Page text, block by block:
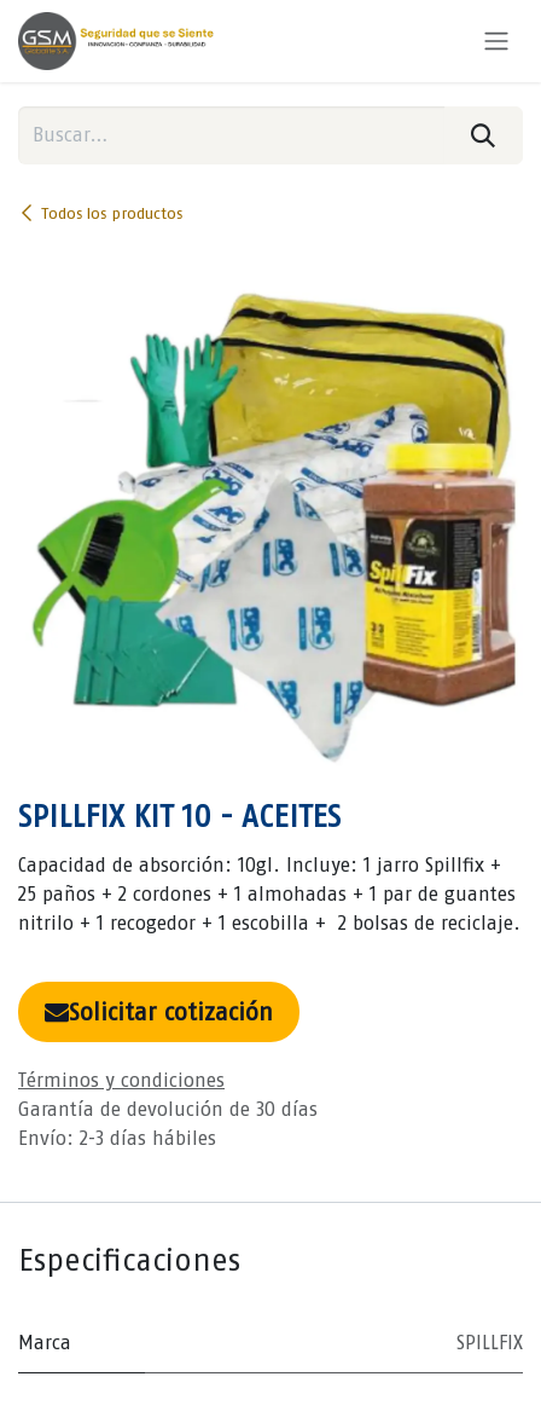
Ir al contenido
Todos los productos
SPILLFIX KIT 10 - ACEITES
Capacidad de absorción: 10gl. Incluye: 1 jarro Spillfix +
25 paños + 2 cordones + 1 almohadas + 1 par de guantes
nitrilo + 1 recogedor + 1 escobilla + 2 bolsas de reciclaje.
Solicitar cotización
Términos y condiciones
Garantía de devolución de 30 días
Envío: 2-3 días hábiles
Especificaciones
Marca SPILLFIX